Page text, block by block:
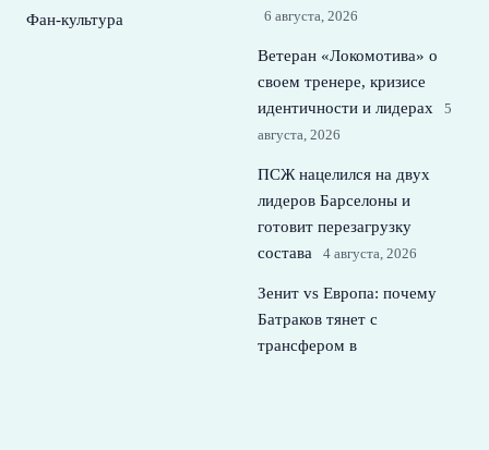
Фан-культура 6 августа, 2026
Ветеран «Локомотива» о
своем тренере, кризисе
идентичности и лидерах
5
августа, 2026
ПСЖ нацелился на двух
лидеров Барселоны и
готовит перезагрузку
состава
4 августа, 2026
Зенит vs Европа: почему
Батраков тянет с
трансфером в